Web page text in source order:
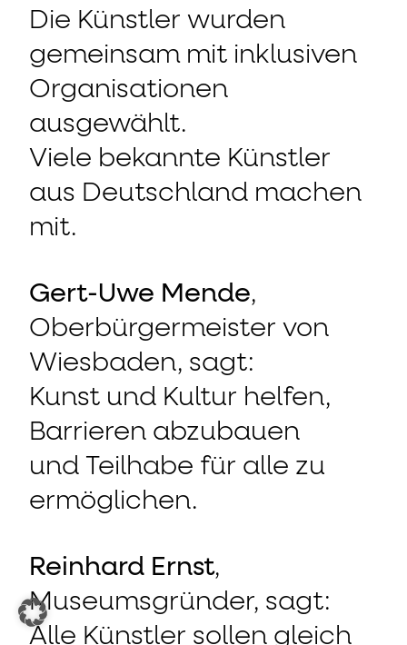
Die Künstler wurden
gemeinsam mit inklusiven
Organisationen
ausgewählt.
Viele bekannte Künstler
aus Deutschland machen
mit.
Gert-Uwe Mende,
Oberbürgermeister von
Wiesbaden, sagt:
Kunst und Kultur helfen,
Barrieren abzubauen
und Teilhabe für alle zu
ermöglichen.
Reinhard Ernst,
Museumsgründer, sagt:
Alle Künstler sollen gleich